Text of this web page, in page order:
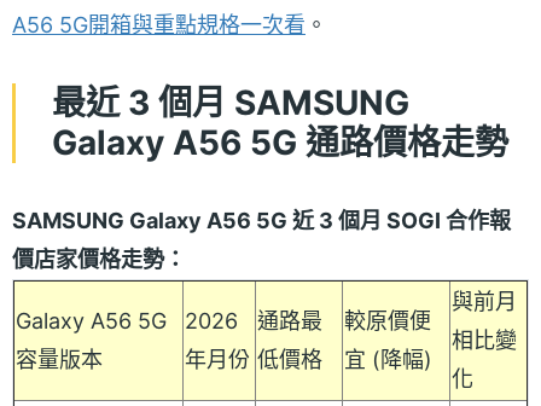
A56 5G開箱與重點規格一次看 。
最近 3 個月 SAMSUNG
Galaxy A56 5G 通路價格走勢
SAMSUNG Galaxy A56 5G 近 3 個月 SOGI 合作報
價店家價格走勢：
Galaxy A56 5G
容量版本
2026
年月份
通路最
低價格
較原價便
宜 (降幅)
與前月
相比變
化